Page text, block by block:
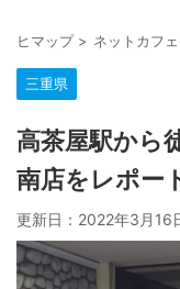
ヒマップ> ネットカフ
三重県
高茶屋駅から
南店をレポー
更新日： 2022年3月16